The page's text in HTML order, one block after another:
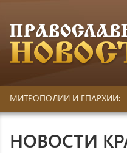
МИТРОПОЛИИ И ЕПАРХИИ:
НОВОСТИ